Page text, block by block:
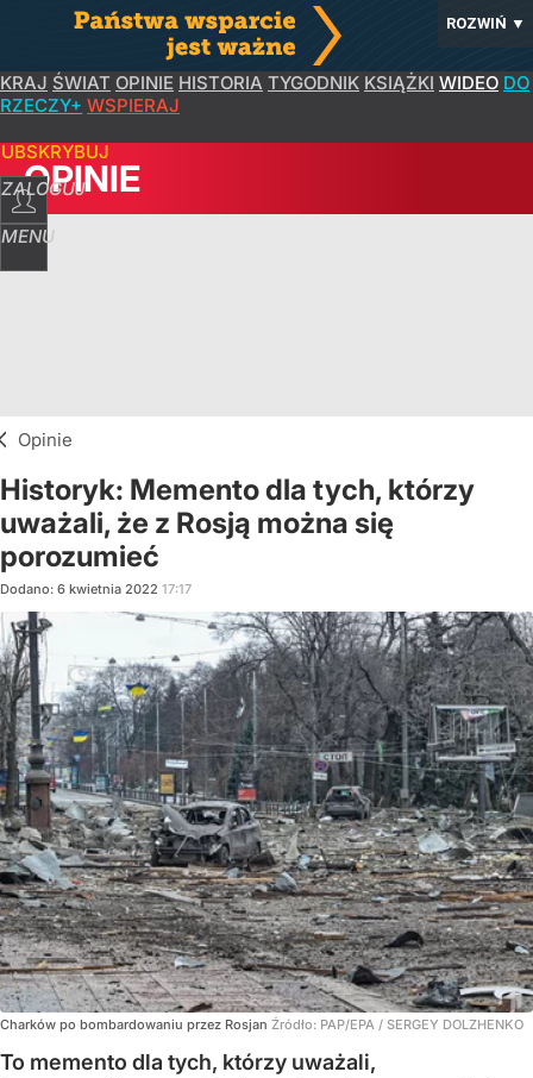
ROZWIŃ ▼
KRAJ ŚWIAT OPINIE HISTORIA TYGODNIK KSIĄŻKI WIDEO DO
RZECZY+ WSPIERAJ
ZALOGUJ
MENU
OPINIE
Opinie
Historyk: Memento dla tych, którzy
uważali, że z Rosją można się
porozumieć
Dodano: 6 kwietnia 2022 17:17
Charków po bombardowaniu przez Rosjan Źródło: PAP/EPA / SERGEY DOLZHENKO
To memento dla tych, którzy uważali,